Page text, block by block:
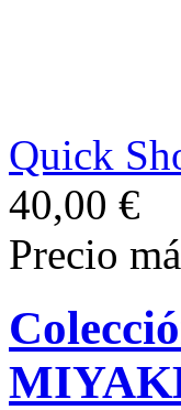
Quick
40,00 €
Precio